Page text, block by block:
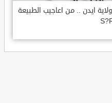
ايدن .. من اعاجيب الطبيعة